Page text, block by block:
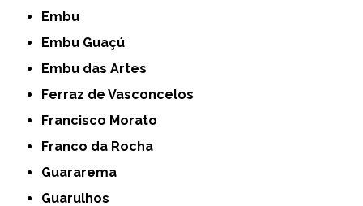
Embu
Embu Guaçú
Embu das Artes
Ferraz de Vasconcelos
Francisco Morato
Franco da Rocha
Guararema
Guarulhos